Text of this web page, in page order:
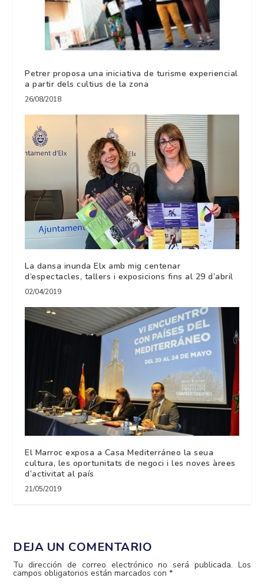
Petrer proposa una iniciativa de turisme experiencial
a partir dels cultius de la zona
26/08/2018
La dansa inunda Elx amb mig centenar
d’espectacles, tallers i exposicions fins al 29 d’abril
02/04/2019
El Marroc exposa a Casa Mediterráneo la seua
cultura, les oportunitats de negoci i les noves àrees
d’activitat al país
21/05/2019
DEJA UN COMENTARIO
Tu dirección de correo electrónico no será publicada. Los
campos obligatorios están marcados con*